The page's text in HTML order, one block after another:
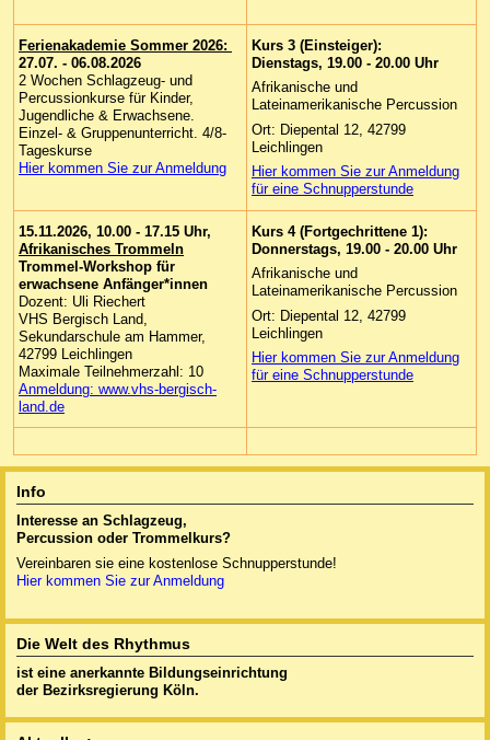
Info
Interesse an Schlagzeug,
Percussion oder Trommelkurs?
Vereinbaren sie eine kostenlose Schnupperstunde!
Hier kommen Sie zur Anmeldung
Die Welt des Rhythmus
ist eine anerkannte Bildungseinrichtung
der Bezirksregierung Köln.
Ferienakademie Sommer 2026:
27.07. - 06.08.2026
2 Wochen Schlagzeug- und
Percussionkurse für Kinder,
Jugendliche & Erwachsene.
Einzel- & Gruppenunterricht. 4/8-
Tageskurse
Hier kommen Sie zur Anmeldung
Kurs 3 (Einsteiger):
Dienstags, 19.00 - 20.00 Uhr
Afrikanische und
Lateinamerikanische Percussion
Ort: Diepental 12, 42799
Leichlingen
Hier kommen Sie zur Anmeldung
für eine Schnupperstunde
15.11.2026, 10.00 - 17.15 Uhr,
Afrikanisches Trommeln
Trommel-Workshop für
erwachsene Anfänger*innen
Dozent: Uli Riechert
VHS Bergisch Land,
Sekundarschule am Hammer,
42799 Leichlingen
Maximale Teilnehmerzahl: 10
Anmeldung: www.vhs-bergisch-
land.de
Kurs 4 (Fortgechrittene 1):
Donnerstags, 19.00 - 20.00 Uhr
Afrikanische und
Lateinamerikanische Percussion
Ort: Diepental 12, 42799
Leichlingen
Hier kommen Sie zur Anmeldung
für eine Schnupperstunde